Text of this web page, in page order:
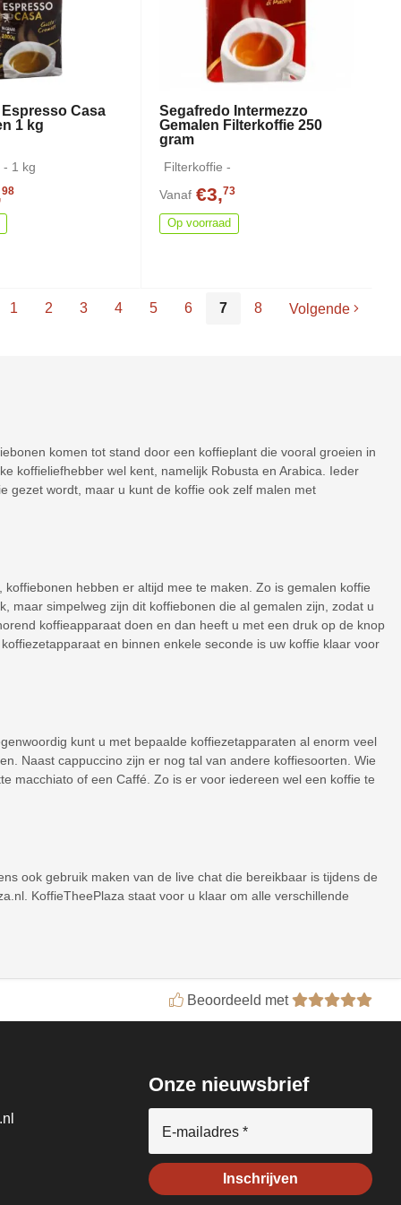
Casa
1 kg
- 1 kg
98
Segafredo Intermezzo
Gemalen Filterkoffie 250
gram
Filterkoffie -
Vanaf €3,73
Op voorraad
1 2 3 4 5 6 7 8 Volgende
komen tot stand door een koffieplant die vooral groeien in
koffieliefhebber wel kent, namelijk Robusta en Arabica. Ieder
gezet wordt, maar u kunt de koffie ook zelf malen met
hebben er altijd mee te maken. Zo is gemalen koffie
maar simpelweg zijn dit koffiebonen die al gemalen zijn, zodat u
koffieapparaat doen en dan heeft u met een druk op de knop
en binnen enkele seconde is uw koffie klaar voor
kunt u met bepaalde koffiezetapparaten al enorm veel
Naast cappuccino zijn er nog tal van andere koffiesoorten. Wie
macchiato of een Caffé. Zo is er voor iedereen wel een koffie te
ook gebruik maken van de live chat die bereikbaar is tijdens de
KoffieTheePlaza staat voor u klaar om alle verschillende
Beoordeeld met
Onze nieuwsbrief
E-mailadres *
Inschrijven